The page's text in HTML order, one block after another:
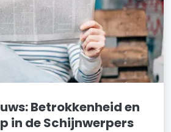
Betrokkenheid en
in de Schijnwerpers